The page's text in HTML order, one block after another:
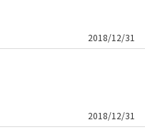
2018/12/31
2018/12/31